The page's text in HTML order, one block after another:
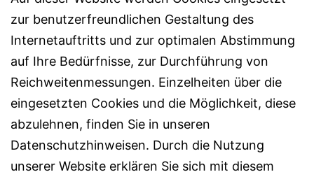
zur benutzerfreundlichen Gestaltung des
Internetauftritts und zur optimalen Abstimmung
auf Ihre Bedürfnisse, zur Durchführung von
Reichweitenmessungen. Einzelheiten über die
eingesetzten Cookies und die Möglichkeit, diese
abzulehnen, finden Sie in unseren
Datenschutzhinweisen. Durch die Nutzung
unserer Website erklären Sie sich mit diesem